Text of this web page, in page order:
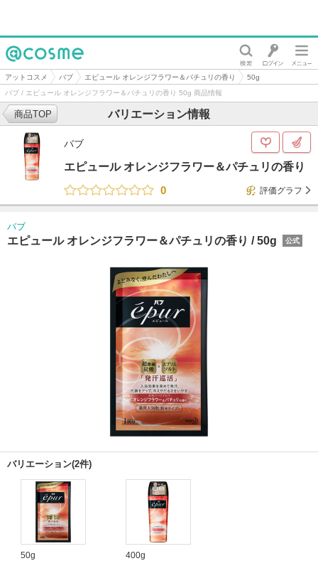
@cosme
アットコスメ バブ エピュール オレンジフラワー＆パチュリの香り
50g
バブ / エピュール オレンジフラワー＆パチュリの香り 50g 商品情報
バリエーション情報
商品TOP
バブ
エピュール オレンジフラワー＆パチュリの香り
0
評価グラフ
バブ
エピュール オレンジフラワー＆パチュリの香り /50g 公式
バリエーション(2件)
50g 400g